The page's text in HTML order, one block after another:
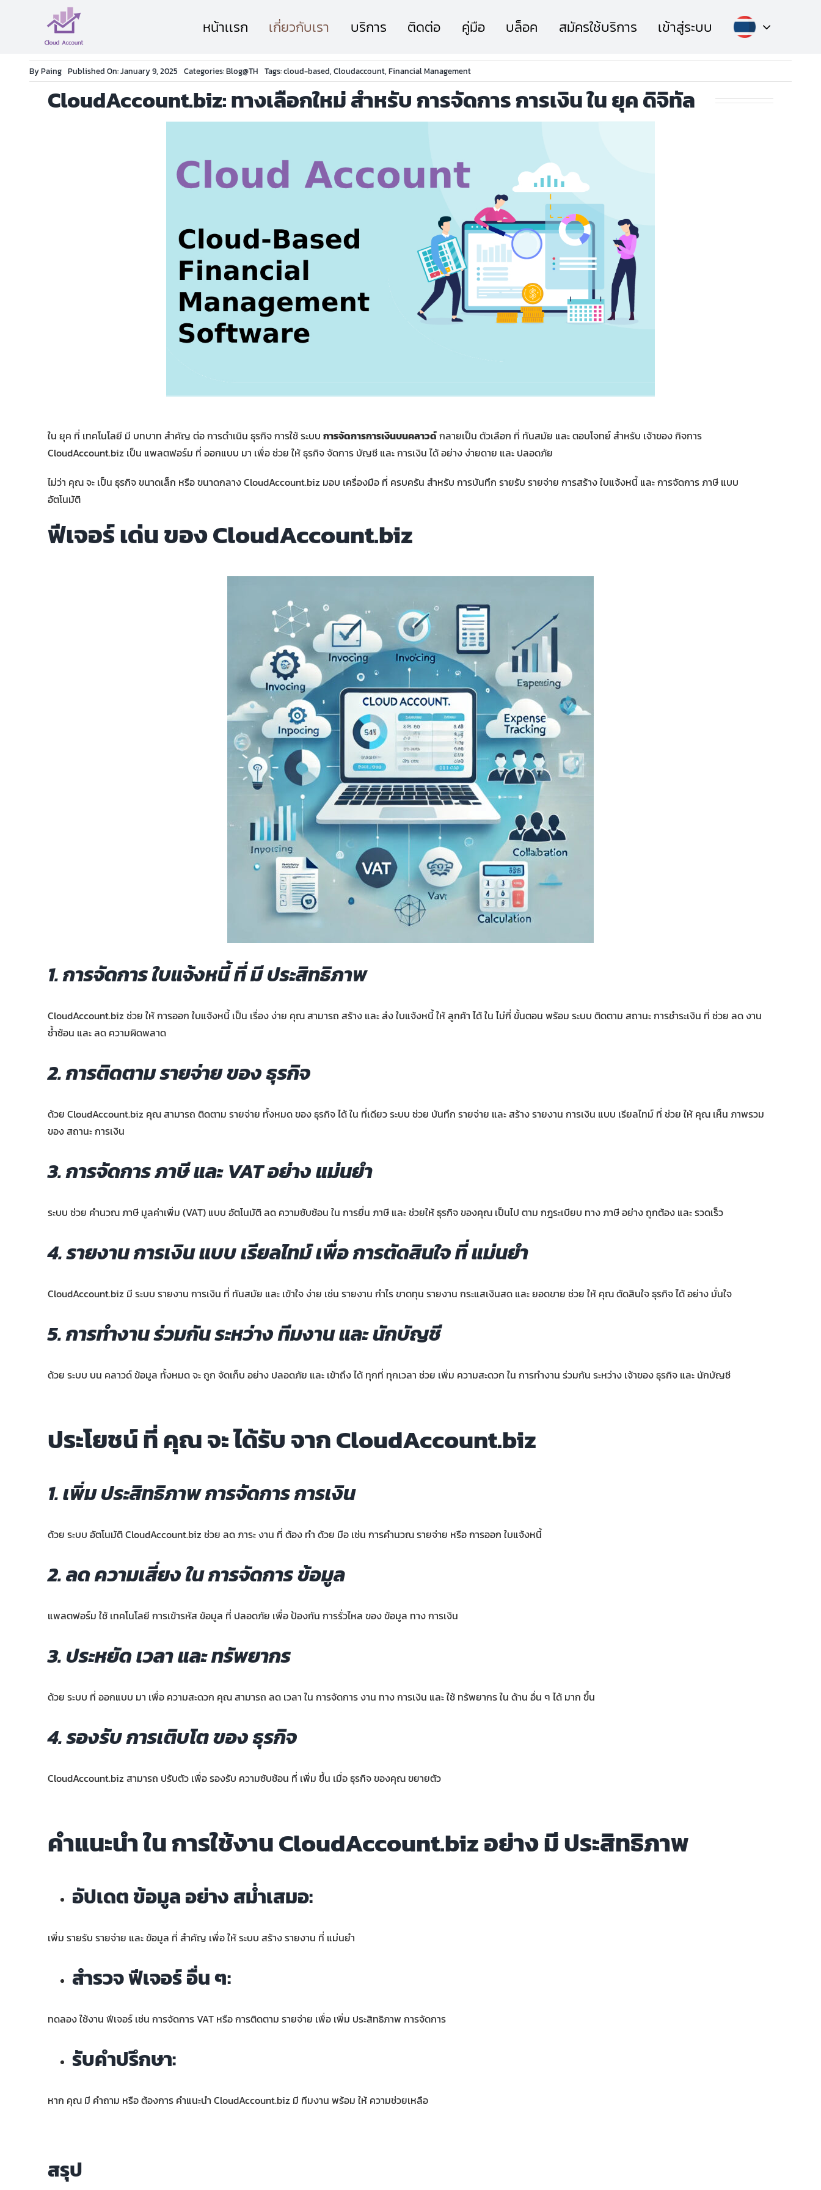
หน้าเเรก เกี่ยวกับเรา บริการ ติดต่อ คู่มือ บล็อค สมัครใช้บริการ เข้าสู่ระบบ
ByPaing Published On: January 9, 2025 Categories:Blog@TH Tags:cloud-based, Cloudaccount, Financial Management
CloudAccount.biz: ทางเลือกใหม่ สำหรับ การจัดการ การเงิน ใน ยุค ดิจิทัล
ใน ยุค ที่ เทคโนโลยี มี บทบาท สำคัญ ต่อ การดำเนิน ธุรกิจ การใช้ ระบบ การจัดการการเงินบนคลาวด์กลายเป็น ตัวเลือก ที่ ทันสมัย และ ตอบโจทย์ สำหรับ เจ้าของ กิจการ
CloudAccount.biz เป็น แพลตฟอร์ม ที่ ออกแบบ มา เพื่อ ช่วย ให้ ธุรกิจ จัดการ บัญชี และ การเงิน ได้ อย่าง ง่ายดาย และ ปลอดภัย
ไม่ว่า คุณ จะ เป็น ธุรกิจ ขนาดเล็ก หรือ ขนาดกลาง CloudAccount.biz มอบ เครื่องมือ ที่ ครบครัน สำหรับ การบันทึก รายรับ รายจ่าย การสร้าง ใบแจ้งหนี้ และ การจัดการ ภาษี แบบ
อัตโนมัติ
ฟีเจอร์ เด่น ของ CloudAccount.biz
1. การจัดการ ใบแจ้งหนี้ ที่ มี ประสิทธิภาพ
CloudAccount.biz ช่วย ให้ การออก ใบแจ้งหนี้ เป็น เรื่อง ง่าย คุณ สามารถ สร้าง และ ส่ง ใบแจ้งหนี้ ให้ ลูกค้า ได้ ใน ไม่กี่ ขั้นตอน พร้อม ระบบ ติดตาม สถานะ การชำระเงิน ที่ ช่วย ลด งาน
ซ้ำซ้อน และ ลด ความผิดพลาด
2. การติดตาม รายจ่าย ของ ธุรกิจ
ด้วย CloudAccount.biz คุณ สามารถ ติดตาม รายจ่าย ทั้งหมด ของ ธุรกิจ ได้ ใน ที่เดียว ระบบ ช่วย บันทึก รายจ่าย และ สร้าง รายงาน การเงิน แบบ เรียลไทม์ ที่ ช่วย ให้ คุณ เห็น ภาพรวม
ของ สถานะ การเงิน
3. การจัดการ ภาษี และ VAT อย่าง แม่นยำ
ระบบ ช่วย คำนวณ ภาษี มูลค่าเพิ่ม (VAT) แบบ อัตโนมัติ ลด ความซับซ้อน ใน การยื่น ภาษี และ ช่วยให้ ธุรกิจ ของคุณ เป็นไป ตาม กฎระเบียบ ทาง ภาษี อย่าง ถูกต้อง และ รวดเร็ว
4. รายงาน การเงิน แบบ เรียลไทม์ เพื่อ การตัดสินใจ ที่ แม่นยำ
CloudAccount.biz มี ระบบ รายงาน การเงิน ที่ ทันสมัย และ เข้าใจ ง่าย เช่น รายงาน กำไร ขาดทุน รายงาน กระแสเงินสด และ ยอดขาย ช่วย ให้ คุณ ตัดสินใจ ธุรกิจ ได้ อย่าง มั่นใจ
5. การทำงาน ร่วมกัน ระหว่าง ทีมงาน และ นักบัญชี
ด้วย ระบบ บน คลาวด์ ข้อมูล ทั้งหมด จะ ถูก จัดเก็บ อย่าง ปลอดภัย และ เข้าถึง ได้ ทุกที่ ทุกเวลา ช่วย เพิ่ม ความสะดวก ใน การทำงาน ร่วมกัน ระหว่าง เจ้าของ ธุรกิจ และ นักบัญชี
ประโยชน์ ที่ คุณ จะ ได้รับ จาก CloudAccount.biz
1. เพิ่ม ประสิทธิภาพ การจัดการ การเงิน
ด้วย ระบบ อัตโนมัติ CloudAccount.biz ช่วย ลด ภาระ งาน ที่ ต้อง ทำ ด้วย มือ เช่น การคำนวณ รายจ่าย หรือ การออก ใบแจ้งหนี้
2. ลด ความเสี่ยง ใน การจัดการ ข้อมูล
แพลตฟอร์ม ใช้ เทคโนโลยี การเข้ารหัส ข้อมูล ที่ ปลอดภัย เพื่อ ป้องกัน การรั่วไหล ของ ข้อมูล ทาง การเงิน
3. ประหยัด เวลา และ ทรัพยากร
ด้วย ระบบ ที่ ออกแบบ มา เพื่อ ความสะดวก คุณ สามารถ ลด เวลา ใน การจัดการ งาน ทาง การเงิน และ ใช้ ทรัพยากร ใน ด้าน อื่น ๆ ได้ มาก ขึ้น
4. รองรับ การเติบโต ของ ธุรกิจ
CloudAccount.biz สามารถ ปรับตัว เพื่อ รองรับ ความซับซ้อน ที่ เพิ่ม ขึ้น เมื่อ ธุรกิจ ของคุณ ขยายตัว
คำแนะนำ ใน การใช้งาน CloudAccount.biz อย่าง มี ประสิทธิภาพ
อัปเดต ข้อมูล อย่าง สม่ำเสมอ:
เพิ่ม รายรับ รายจ่าย และ ข้อมูล ที่ สำคัญ เพื่อ ให้ ระบบ สร้าง รายงาน ที่ แม่นยำ
สำรวจ ฟีเจอร์ อื่น ๆ:
ทดลอง ใช้งาน ฟีเจอร์ เช่น การจัดการ VAT หรือ การติดตาม รายจ่าย เพื่อ เพิ่ม ประสิทธิภาพ การจัดการ
รับคำปรึกษา:
หาก คุณ มี คำถาม หรือ ต้องการ คำแนะนำ CloudAccount.biz มี ทีมงาน พร้อม ให้ ความช่วยเหลือ
สรุป